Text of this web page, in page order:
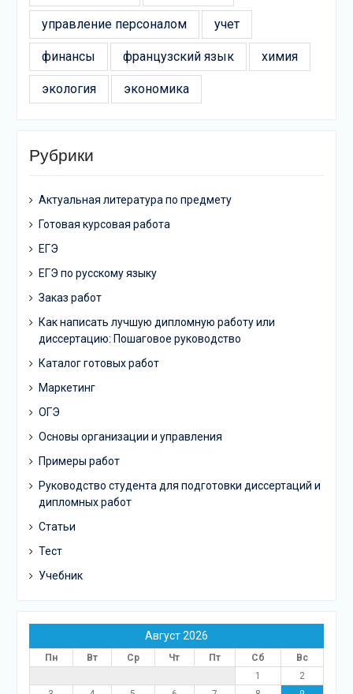
управление персоналом учет
финансы французский язык химия
экология экономика
Рубрики
Актуальная литература по предмету
Готовая курсовая работа
ЕГЭ
ЕГЭ по русскому языку
Заказ работ
Как написать лучшую дипломную работу или
диссертацию: Пошаговое руководство
Каталог готовых работ
Маркетинг
ОГЭ
Основы организации и управления
Примеры работ
Руководство студента для подготовки диссертаций и
дипломных работ
Статьи
Тест
Учебник
Август 2026
Пн Вт Ср Чт Пт Сб
Вс
1
2